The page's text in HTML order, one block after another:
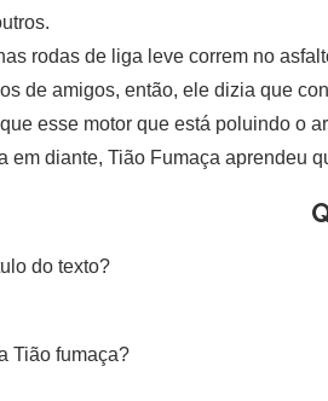
rodas de liga leve correm no
de amigos, então, ele dizia que
esse motor que está poluindo o
diante, Tião Fumaça aprendeu
do texto?
Tião fumaça?